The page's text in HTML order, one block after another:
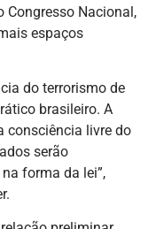
Congresso Nacional,
espaços
do terrorismo de
brasileiro. A
consciência livre do
serão
forma da lei”,